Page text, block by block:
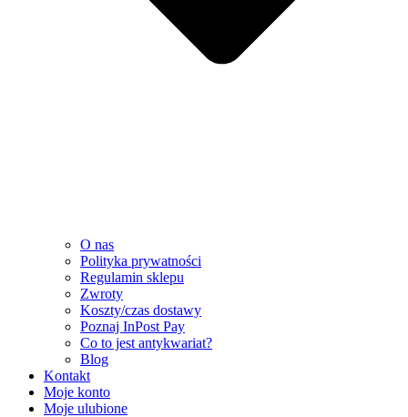
O nas
Polityka prywatności
Regulamin sklepu
Zwroty
Koszty/czas dostawy
Poznaj InPost Pay
Co to jest antykwariat?
Blog
Kontakt
Moje konto
Moje ulubione